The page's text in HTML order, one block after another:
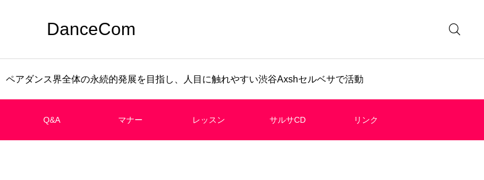
DanceCom
アダンス界全体の永続的発展を目指し、人目に触れやすい渋谷Axshセルベサで活動
Q&A マナー レッスン サルサCD リンク